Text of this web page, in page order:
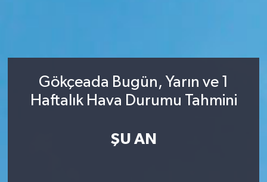
Gökçeada Bugün, Yarın ve 1
Haftalık Hava Durumu Tahmini
ŞU AN
Siyaset
Ekonomi
Son Dakika Haberleri
Haber Arşivi